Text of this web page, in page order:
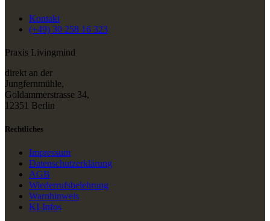
Kontakt
(+49) 30 258 16 323
Praxis Livingmind
direkt an der
Jungfernmühle,
Goldammerstrasse 34,
12351 Berlin
Rechtliches
Impressum
Datenschutzerklärung
AGB
Wiederrufsbelehrung
Warnhinweis
KI-Infos